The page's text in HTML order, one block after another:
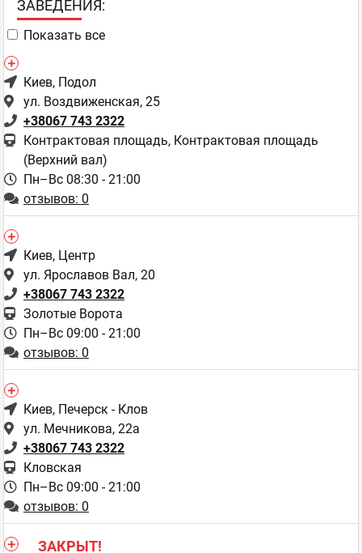
ЗAВЕДЕНИЯ:
Показать все
Киев, Подол
ул. Воздвиженская, 25
+38067 743 2322
Контрактовая площадь, Контрактовая площадь
(Верхний вал)
Пн–Вс 08:30 - 21:00
отзывов: 0
Киев, Центр
ул. Ярославов Вал, 20
+38067 743 2322
Золотые Ворота
Пн–Вс 09:00 - 21:00
отзывов: 0
Киев, Печерск - Клов
ул. Мечникова, 22а
+38067 743 2322
Кловская
Пн–Вс 09:00 - 21:00
отзывов: 0
ЗАКРЫТ!